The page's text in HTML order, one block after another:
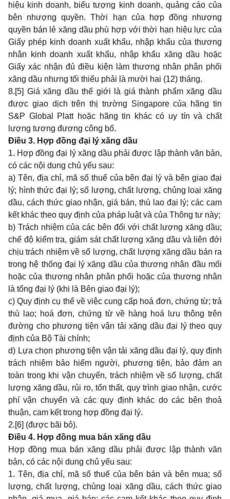
hiệu kinh doanh, biểu tượng kinh doanh, quảng cáo của
bên nhượng quyền. Thời hạn của hợp đồng nhượng
quyền bán lẻ xăng dầu phù hợp với thời hạn hiệu lực của
Giấy phép kinh doanh xuất khẩu, nhập khẩu của thương
nhân kinh doanh xuất khẩu, nhập khẩu xăng dầu hoặc
Giấy xác nhận đủ điều kiện làm thương nhân phân phối
xăng dầu nhưng tối thiểu phải là mười hai (12) tháng.
8.[5] Giá xăng dầu thế giới là giá thành phẩm xăng dầu
được giao dịch trên thị trường Singapore của hãng tin
S&P Global Platt hoặc hãng tin khác có uy tín và chất
lượng tương đương công bố.
Điều 3. Hợp đồng đại lý xăng dầu
1. Hợp đồng đại lý xăng dầu phải được lập thành văn bản,
có các nội dung chủ yếu sau:
a) Tên, địa chỉ, mã số thuế của bên đại lý và bên giao đại
lý; hình thức đại lý; số lượng, chất lượng, chủng loại xăng
dầu, cách thức giao nhận, giá bán, thù lao đại lý; các cam
kết khác theo quy định của pháp luật và của Thông tư này;
b) Trách nhiệm của các bên đối với chất lượng xăng dầu;
chế độ kiểm tra, giám sát chất lượng xăng dầu và liên đới
chịu trách nhiệm về số lượng, chất lượng xăng dầu bán ra
trong hệ thống đại lý xăng dầu của thương nhân đầu mối
hoặc của thương nhân phân phối hoặc của thương nhân
là tổng đại lý (khi là Bên giao đại lý);
c) Quy định cụ thể về việc cung cấp hoá đơn, chứng từ; trả
thù lao; hoá đơn, chứng từ về hàng hoá lưu thông trên
đường cho phương tiện vận tải xăng dầu đại lý theo quy
định của Bộ Tài chính;
d) Lựa chọn phương tiện vận tải xăng dầu đại lý, quy định
trách nhiệm bảo hiểm người, phương tiện, bảo đảm an
toàn trong khi vận chuyển, trách nhiệm về số lượng, chất
lượng xăng dầu, rủi ro, tổn thất, quy trình giao nhận, cước
phí vận chuyển và các quy định khác do các bên thoả
thuận, cam kết trong hợp đồng đại lý.
2.[6] (được bãi bỏ).
Điều 4. Hợp đồng mua bán xăng dầu
Hợp đồng mua bán xăng dầu phải được lập thành văn
bản, có các nội dung chủ yếu sau:
1. Tên, địa chỉ, mã số thuế của bên bán và bên mua; số
lượng, chất lượng, chủng loại xăng dầu, cách thức giao